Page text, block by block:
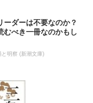
ーダーは不要なのか？
むべき一冊なのかもし
明察 (新潮文庫)